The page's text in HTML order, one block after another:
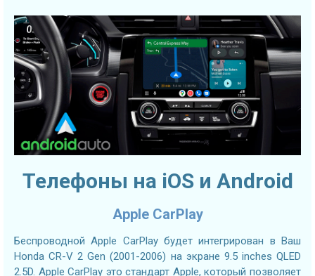
Телефоны на iOS и Android
Apple CarPlay
Беспроводной Apple CarPlay будет интегрирован в Ваш
Honda CR-V 2 Gen (2001-2006) на экране 9.5 inches QLED
2.5D. Apple CarPlay это стандарт Apple, который позволяет